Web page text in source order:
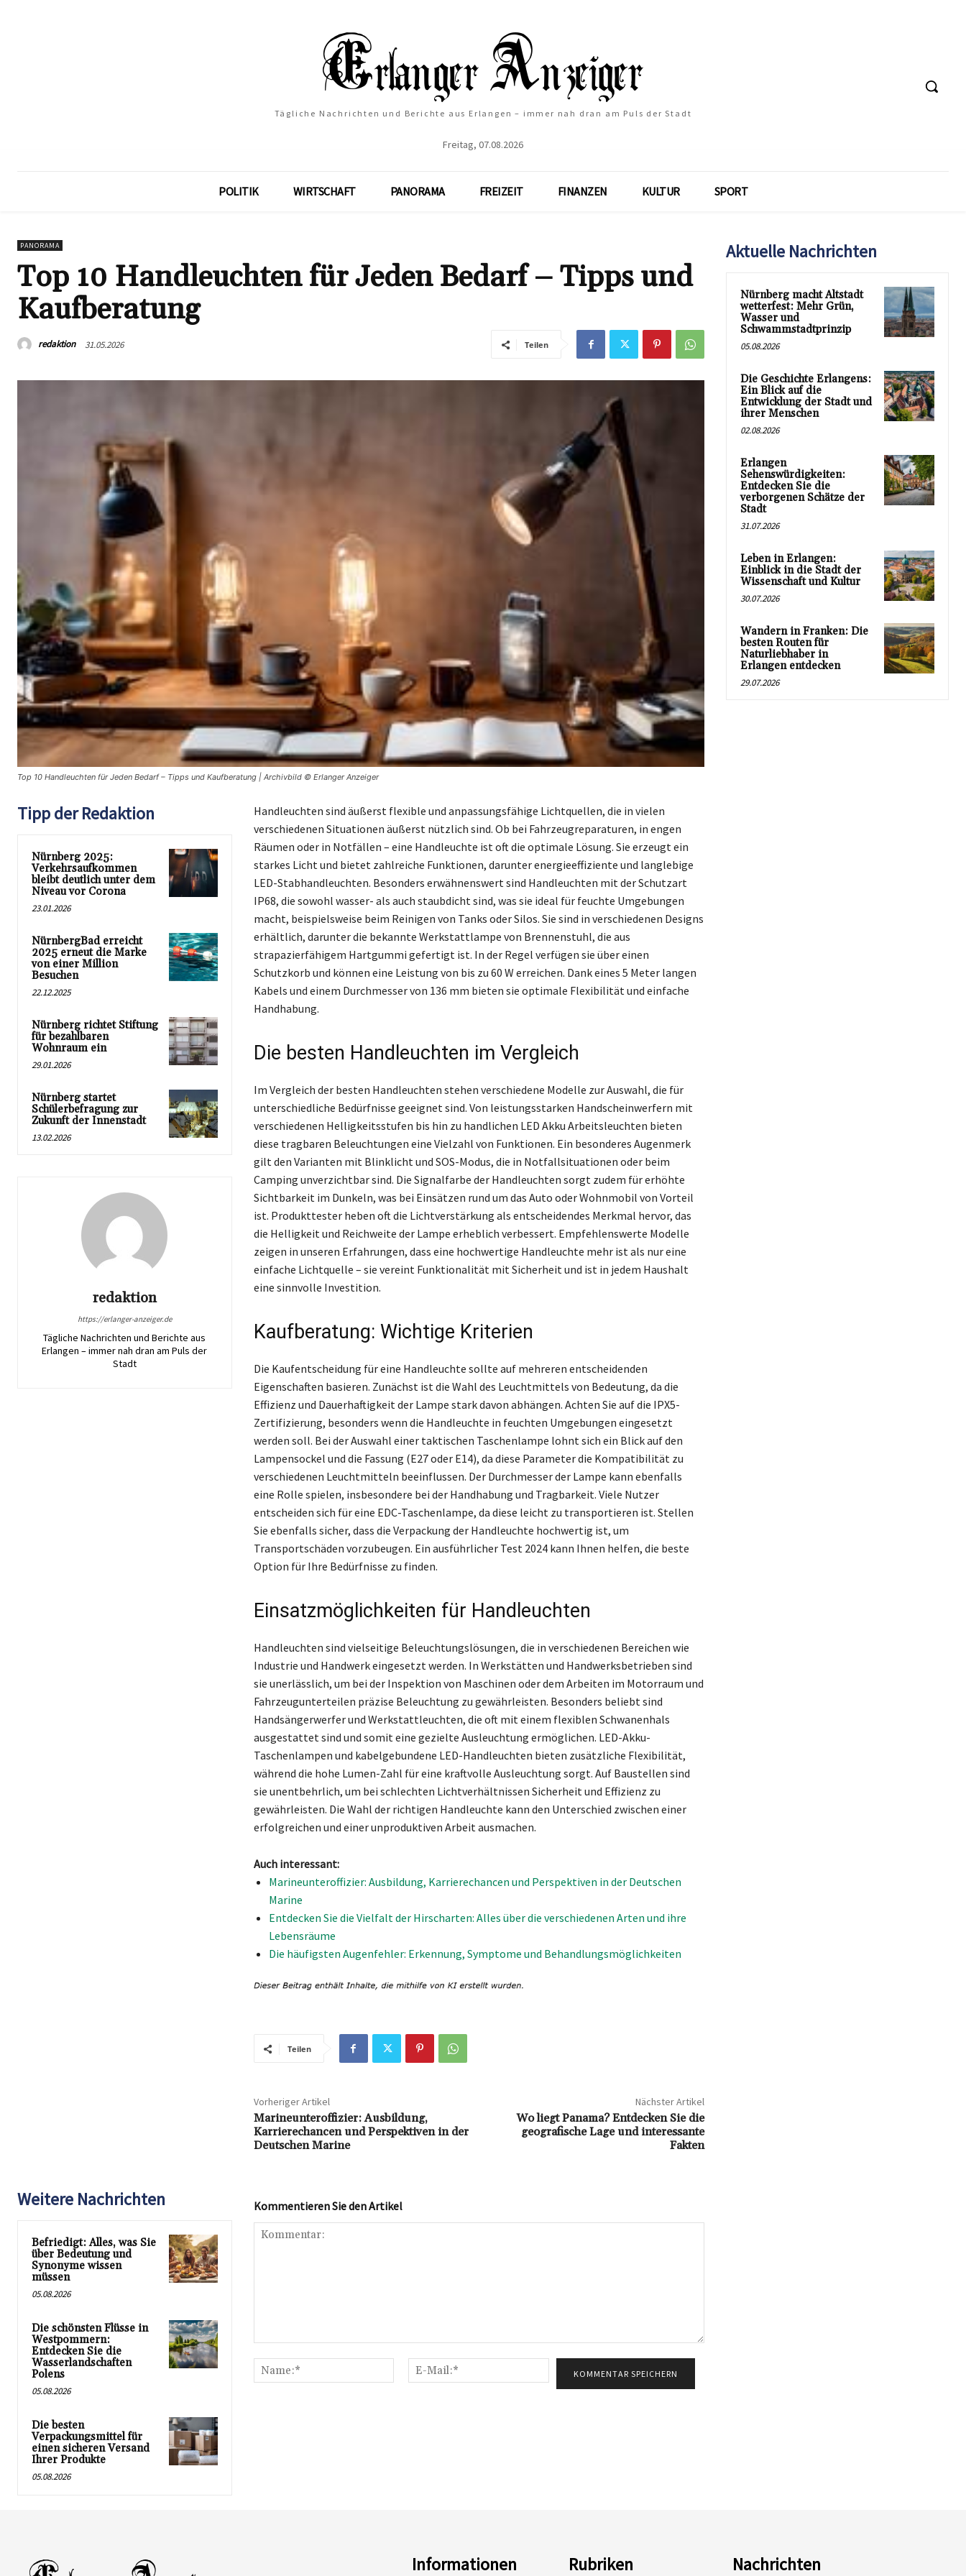
Tägliche Nachrichten und Berichte aus Erlangen – immer nah dran am Puls der Stadt
Freitag, 07.08.2026
POLITIK WIRTSCHAFT PANORAMA FREIZEIT FINANZEN KULTUR SPORT
PANORAMA
Top 10 Handleuchten für Jeden Bedarf – Tipps und
Kaufberatung
redaktion 31.05.2026 Teilen
Top 10 Handleuchten für Jeden Bedarf – Tipps und Kaufberatung | Archivbild © Erlanger Anzeiger
Tipp der Redaktion
Nürnberg 2025:
Verkehrsaufkommen
bleibt deutlich unter dem
Niveau vor Corona
23.01.2026
NürnbergBad erreicht
2025 erneut die Marke
von einer Million
Besuchen
22.12.2025
Nürnberg richtet Stiftung
für bezahlbaren
Wohnraum ein
29.01.2026
Nürnberg startet
Schülerbefragung zur
Zukunft der Innenstadt
13.02.2026
redaktion
https://erlanger-anzeiger.de
Tägliche Nachrichten und Berichte aus
Erlangen – immer nah dran am Puls der
Stadt
Handleuchten sind äußerst flexible und anpassungsfähige Lichtquellen, die in vielen
verschiedenen Situationen äußerst nützlich sind. Ob bei Fahrzeugreparaturen, in engen
Räumen oder in Notfällen – eine Handleuchte ist oft die optimale Lösung. Sie erzeugt ein
starkes Licht und bietet zahlreiche Funktionen, darunter energieeffiziente und langlebige
LED-Stabhandleuchten. Besonders erwähnenswert sind Handleuchten mit der Schutzart
IP68, die sowohl wasser- als auch staubdicht sind, was sie ideal für feuchte Umgebungen
macht, beispielsweise beim Reinigen von Tanks oder Silos. Sie sind in verschiedenen Designs
erhältlich, darunter die bekannte Werkstattlampe von Brennenstuhl, die aus
strapazierfähigem Hartgummi gefertigt ist. In der Regel verfügen sie über einen
Schutzkorb und können eine Leistung von bis zu 60 W erreichen. Dank eines 5 Meter langen
Kabels und einem Durchmesser von 136 mm bieten sie optimale Flexibilität und einfache
Handhabung.
Die besten Handleuchten im Vergleich
Im Vergleich der besten Handleuchten stehen verschiedene Modelle zur Auswahl, die für
unterschiedliche Bedürfnisse geeignet sind. Von leistungsstarken Handscheinwerfern mit
verschiedenen Helligkeitsstufen bis hin zu handlichen LED Akku Arbeitsleuchten bieten
diese tragbaren Beleuchtungen eine Vielzahl von Funktionen. Ein besonderes Augenmerk
gilt den Varianten mit Blinklicht und SOS-Modus, die in Notfallsituationen oder beim
Camping unverzichtbar sind. Die Signalfarbe der Handleuchten sorgt zudem für erhöhte
Sichtbarkeit im Dunkeln, was bei Einsätzen rund um das Auto oder Wohnmobil von Vorteil
ist. Produkttester heben oft die Lichtverstärkung als entscheidendes Merkmal hervor, das
die Helligkeit und Reichweite der Lampe erheblich verbessert. Empfehlenswerte Modelle
zeigen in unseren Erfahrungen, dass eine hochwertige Handleuchte mehr ist als nur eine
einfache Lichtquelle – sie vereint Funktionalität mit Sicherheit und ist in jedem Haushalt
eine sinnvolle Investition.
Kaufberatung: Wichtige Kriterien
Die Kaufentscheidung für eine Handleuchte sollte auf mehreren entscheidenden
Eigenschaften basieren. Zunächst ist die Wahl des Leuchtmittels von Bedeutung, da die
Effizienz und Dauerhaftigkeit der Lampe stark davon abhängen. Achten Sie auf die IPX5-
Zertifizierung, besonders wenn die Handleuchte in feuchten Umgebungen eingesetzt
werden soll. Bei der Auswahl einer taktischen Taschenlampe lohnt sich ein Blick auf den
Lampensockel und die Fassung (E27 oder E14), da diese Parameter die Kompatibilität zu
verschiedenen Leuchtmitteln beeinflussen. Der Durchmesser der Lampe kann ebenfalls
eine Rolle spielen, insbesondere bei der Handhabung und Tragbarkeit. Viele Nutzer
entscheiden sich für eine EDC-Taschenlampe, da diese leicht zu transportieren ist. Stellen
Sie ebenfalls sicher, dass die Verpackung der Handleuchte hochwertig ist, um
Transportschäden vorzubeugen. Ein ausführlicher Test 2024 kann Ihnen helfen, die beste
Option für Ihre Bedürfnisse zu finden.
Einsatzmöglichkeiten für Handleuchten
Handleuchten sind vielseitige Beleuchtungslösungen, die in verschiedenen Bereichen wie
Industrie und Handwerk eingesetzt werden. In Werkstätten und Handwerksbetrieben sind
sie unerlässlich, um bei der Inspektion von Maschinen oder dem Arbeiten im Motorraum und
Fahrzeugunterteilen präzise Beleuchtung zu gewährleisten. Besonders beliebt sind
Handsängerwerfer und Werkstattleuchten, die oft mit einem flexiblen Schwanenhals
ausgestattet sind und somit eine gezielte Ausleuchtung ermöglichen. LED-Akku-
Taschenlampen und kabelgebundene LED-Handleuchten bieten zusätzliche Flexibilität,
während die hohe Lumen-Zahl für eine kraftvolle Ausleuchtung sorgt. Auf Baustellen sind
sie unentbehrlich, um bei schlechten Lichtverhältnissen Sicherheit und Effizienz zu
gewährleisten. Die Wahl der richtigen Handleuchte kann den Unterschied zwischen einer
erfolgreichen und einer unproduktiven Arbeit ausmachen.
Auch interessant:
Marineunteroffizier: Ausbildung, Karrierechancen und Perspektiven in der Deutschen
Marine
Entdecken Sie die Vielfalt der Hirscharten: Alles über die verschiedenen Arten und ihre
Lebensräume
Die häufigsten Augenfehler: Erkennung, Symptome und Behandlungsmöglichkeiten
Teilen
Vorheriger Artikel
Marineunteroffizier: Ausbildung,
Karrierechancen und Perspektiven in der
Deutschen Marine
Nächster Artikel
Wo liegt Panama? Entdecken Sie die
geografische Lage und interessante
Fakten
Weitere Nachrichten
Befriedigt: Alles, was Sie
über Bedeutung und
Synonyme wissen
müssen
05.08.2026
Die schönsten Flüsse in
Westpommern:
Entdecken Sie die
Wasserlandschaften
Polens
05.08.2026
Die besten
Verpackungsmittel für
einen sicheren Versand
Ihrer Produkte
05.08.2026
Kommentieren Sie den Artikel
Name:*
Mail:*
Aktuelle Nachrichten
Nürnberg macht Altstadt
wetterfest: Mehr Grün,
Wasser und
Schwammstadtprinzip
05.08.2026
Die Geschichte Erlangens:
Ein Blick auf die
Entwicklung der Stadt und
ihrer Menschen
02.08.2026
Erlangen
Sehenswürdigkeiten:
Entdecken Sie die
verborgenen Schätze der
Stadt
31.07.2026
Leben in Erlangen:
Einblick in die Stadt der
Wissenschaft und Kultur
30.07.2026
Wandern in Franken: Die
besten Routen für
Naturliebhaber in
Erlangen entdecken
29.07.2026
Informationen Rubriken Nachrichten